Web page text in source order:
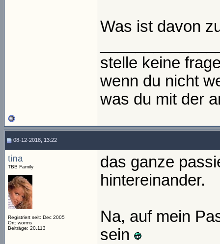
Was ist davon
stelle keine
wenn du nicht
was du mit der
08-12-2018, 13:22
tina
TBB Family
Registriert seit: Dec 2005
Ort: worms
Beiträge: 20.113
das ganze
hintereinander.
Na, auf mein
sein